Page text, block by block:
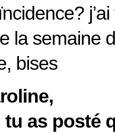
la semaine
bises
tu as posté